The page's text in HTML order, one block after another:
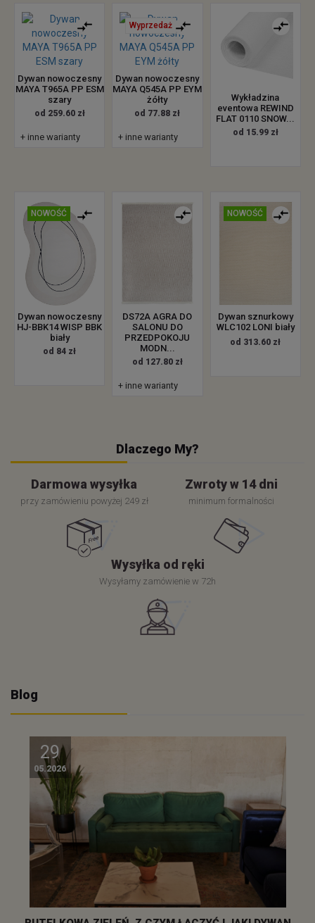
Dywan nowoczesny
MAYA T965A PP ESM
szary
od 259.60 zł
+ inne warianty
Wyprzedaż
Dywan nowoczesny
MAYA Q545A PP EYM
żółty
od 77.88 zł
+ inne warianty
Wykładzina
eventowa REWIND
FLAT 0110 SNOW...
od 15.99 zł
NOWOŚĆ
Dywan nowoczesny
HJ-BBK14 WISP BBK
biały
od 84 zł
DS72A AGRA DO
SALONU DO
PRZEDPOKOJU
MODN...
od 127.80 zł
+ inne warianty
NOWOŚĆ
Dywan sznurkowy
WLC102 LONI biały
od 313.60 zł
Dlaczego My?
Darmowa wysyłka
przy zamówieniu powyżej 249 zł
Zwroty w 14 dni
minimum formalności
Wysyłka od ręki
Wysyłamy zamówienie w 72h
Blog
29
05.2026